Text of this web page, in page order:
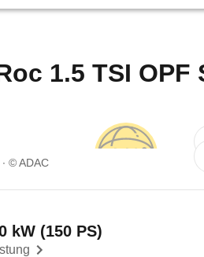
1.5 TSI OPF
© ADAC
kW (150 PS)